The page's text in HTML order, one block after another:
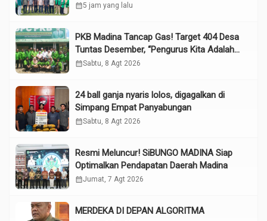
calendar_month5 jam yang lalu
PKB Madina Tancap Gas! Target 404 Desa
Tuntas Desember, “Pengurus Kita Adalah
Tokoh”
calendar_monthSabtu, 8 Agt 2026
24 ball ganja nyaris lolos, digagalkan di
Simpang Empat Panyabungan
calendar_monthSabtu, 8 Agt 2026
Resmi Meluncur! SiBUNGO MADINA Siap
Optimalkan Pendapatan Daerah Madina
calendar_monthJumat, 7 Agt 2026
MERDEKA DI DEPAN ALGORITMA